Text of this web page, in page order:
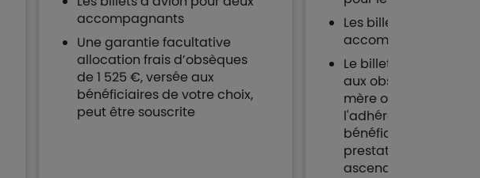
accompagnants
Une garantie facultative
allocation frais d’obsèques
de 1 525 €, versée aux
bénéficiaires de votre choix,
peut être souscrite
Les billets d'avion
accompagnants
Le billet d’avion pour
aux obsèques du
mère ou du tuteur
l'adhérent. Le conjoint
bénéficie de la
prestation pour ses
ascendants